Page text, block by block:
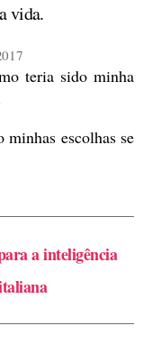
vida.
teria sido minha
escolhas se
a inteligência